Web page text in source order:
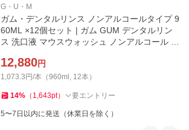
G・U・M
ガム・デンタルリンス ノンアルコールタイプ 9
60ML ×12個セット | ガム GUM デンタルリン
ス 洗口液 マウスウォッシュ ノンアルコール 低
12,880円
1,073.3円/本（960ml, 12本）
14% （ 1,643pt） 要エントリー
5〜7日以内に発送（休業日を除く）